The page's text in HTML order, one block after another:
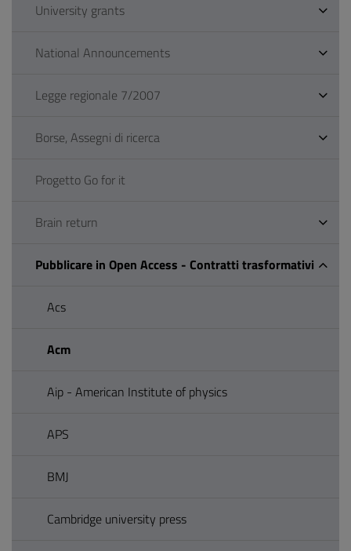
University grants
National Announcements
Legge regionale 7/2007
Borse, Assegni di ricerca
Progetto Go for it
Brain return
Pubblicare in Open Access - Contratti trasformativi
Acs
Acm
Aip - American Institute of physics
APS
BMJ
Cambridge university press